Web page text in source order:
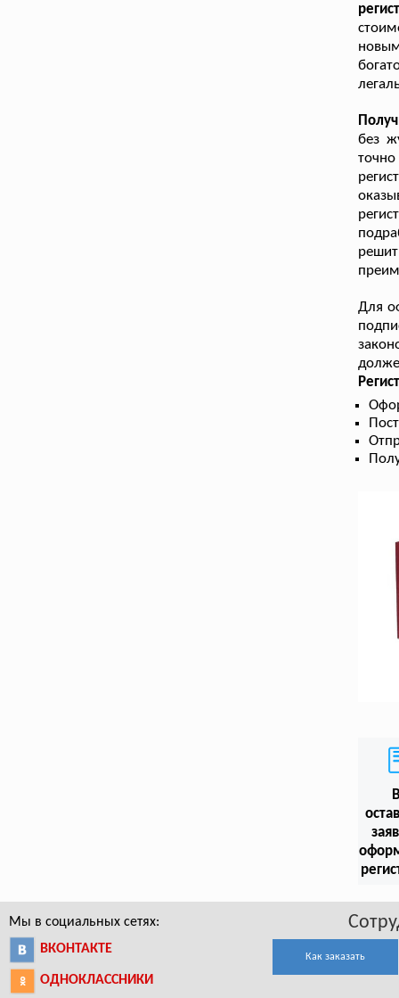
без
Для
Мы в социальных сетях:
ВКОНТАКТЕ
ОДНОКЛАССНИКИ
Как заказать